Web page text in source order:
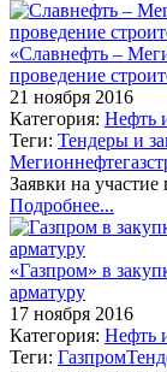
«Славнефть –
проведение
21 ноября 2016
Категория: Нефть
Теги: Тендеры и
Мегионнефтегаз
Заявки на
Подробнее...
«Газпром» в
арматуру
17 ноября 2016
Категория: Нефть
Теги: Газпром